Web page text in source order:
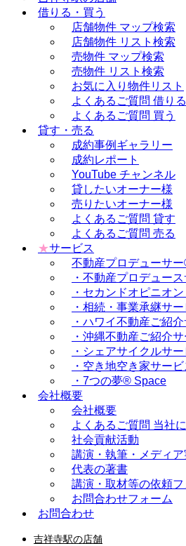
借りる・買う
店舗物件 マップ検索
店舗物件 リスト検索
売物件 マップ検索
売物件 リスト検索
お気に入り物件リスト
よくあるご質問 借りる
よくあるご質問 買う
貸す・売る
成約事例ギャラリー
成約レポート
YouTube チャンネル
貸したいオーナー様
売りたいオーナー様
よくあるご質問 貸す
よくあるご質問 売る
★サービス
不動産プロデューサ
・不動産プロデュー
・セカンドオピニオ
・相続・事業承継サ
・ハワイ不動産ご紹
・沖縄不動産ご紹介
・シェアサイクルサー
・空き地空き家サービ
・7つの夢® Space
会社概要
会社概要
よくあるご質問 当社
社会貢献活動
講演・執筆・メディ
代表の著書
講演・取材等の依頼フ
お問合わせフォーム
お問合わせ
吉祥寺駅の店舗